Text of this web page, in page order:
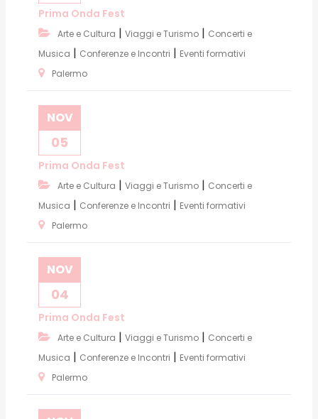
Prima Onda Fest
Arte e Cultura | Viaggi e Turismo | Concerti e
Musica | Conferenze e Incontri | Eventi formativi
Palermo
NOV
05
Prima Onda Fest
Arte e Cultura | Viaggi e Turismo | Concerti e
Musica | Conferenze e Incontri | Eventi formativi
Palermo
NOV
04
Prima Onda Fest
Arte e Cultura | Viaggi e Turismo | Concerti e
Musica | Conferenze e Incontri | Eventi formativi
Palermo